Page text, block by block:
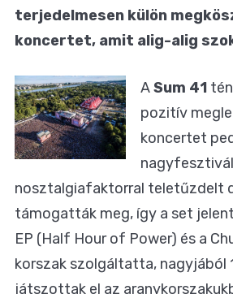
terjedelmesen külön
koncertet, amit alig-alig
ASum 41
pozitív
koncertet
nosztalgiafaktorral teletűzdelt
támogatták meg, így a set
EP (Half Hour of Power) és a
korszak szolgáltatta, nagyjából
játszottak el az